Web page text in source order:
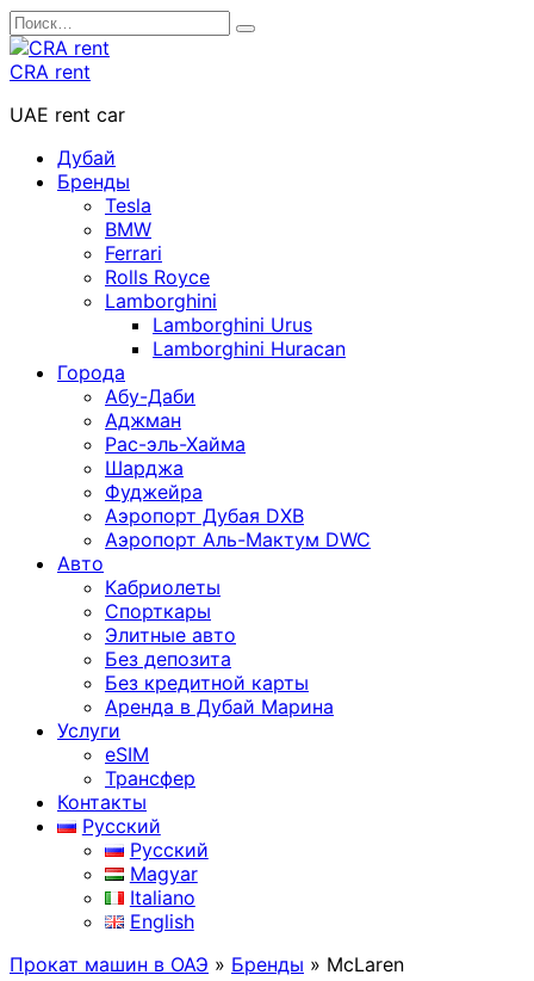
Перейти
к
содержанию
Search
for:
CRA rent
UAE rent car
Дубай
Бренды
Tesla
BMW
Ferrari
Rolls Royce
Lamborghini
Lamborghini Urus
Lamborghini Huracan
Города
Абу-Даби
Аджман
Рас-эль-Хайма
Шарджа
Фуджейра
Аэропорт Дубая DXB
Аэропорт Аль-Мактум DWC
Авто
Кабриолеты
Спорткары
Элитные авто
Без депозита
Без кредитной карты
Аренда в Дубай Марина
Услуги
eSIM
Трансфер
Контакты
Русский
Русский
Magyar
Italiano
English
Прокат машин в ОАЭ » Бренды » McLaren